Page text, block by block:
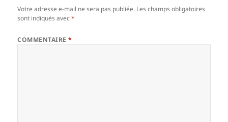
Votre adresse e-mail ne sera pas publiée. Les champs obligatoires
sont indiqués avec*
COMMENTAIRE*